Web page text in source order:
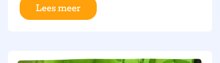
Gezond Kooklab staan leerlingen uit groep
6, 7 en 8 iedere week zelf in de keuken. Ze
Lees meer